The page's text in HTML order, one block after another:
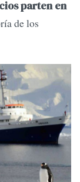
parten en
de los